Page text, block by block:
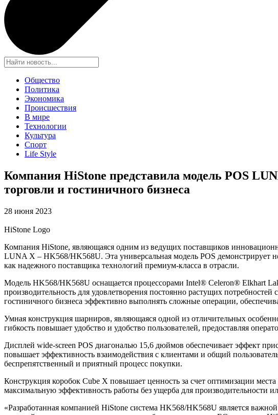
Общество
Политика
Экономика
Происшествия
В мире
Технологии
Культура
Спорт
Life Style
Компания HiStone представила модель POS
торговли и гостиничного бизнеса
28 июня 2023
HiStone Logo
Компания HiStone, являющаяся одним из ведущих поставщиков
LUNA X – HK568/HK568U. Эта универсальная модель POS демонстрирует
как надежного поставщика технологий премиум-класса в отрасли.
Модель HK568/HK568U оснащается процессорами Intel® Celeron® Elkhart
производительность для удовлетворения постоянно растущих
гостиничного бизнеса эффективно выполнять сложные операции,
Умная конструкция шарниров, являющаяся одной из отличительных
гибкость повышает удобство и удобство пользователей, предоставляя
Дисплей wide-screen POS диагональю 15,6 дюймов обеспечивает эффект
повышает эффективность взаимодействия с клиентами и общий
беспрепятственный и приятный процесс покупки.
Конструкция коробок Cube X повышает ценность за счет оптимизации
максимальную эффективность работы без ущерба для производительности
«Разработанная компанией HiStone система HK568/HK568U является